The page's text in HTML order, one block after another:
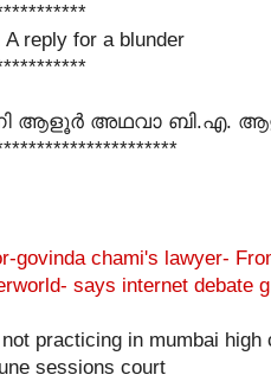
A reply for a blunder
ആളൂര്‍ അഥവാ ബി.എ.
***********
govinda chami's lawyer-
says internet debate
practicing in mumbai high
sessions court